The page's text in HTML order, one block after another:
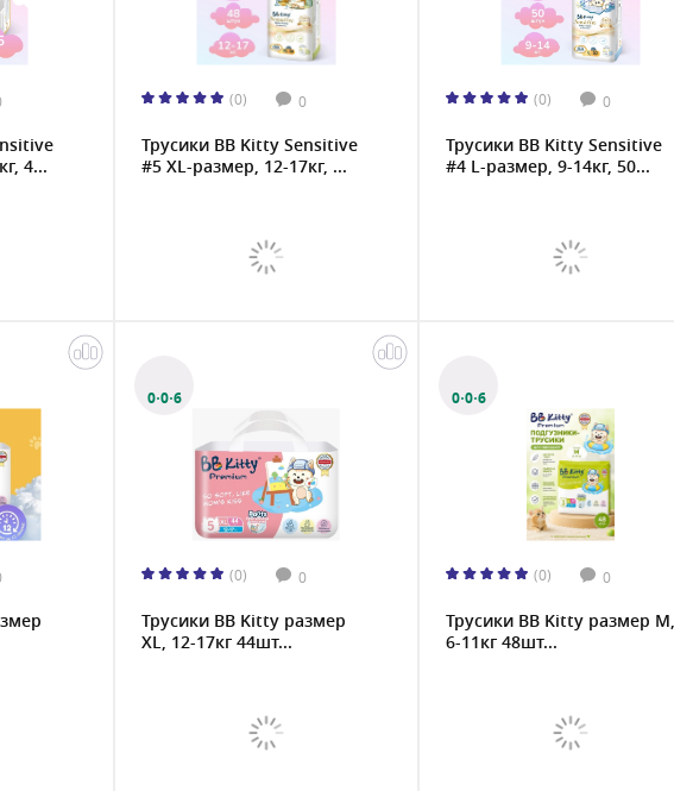
4...
(0) 0
Трусики BB Kitty Sensitive
#5 XL-размер, 12-17кг, ...
(0) 0
Трусики BB Kitty Sensitive
#4 L-размер, 9-14кг, 50...
0·0·6
(0) 0
Трусики BB Kitty размер
XL, 12-17кг 44шт...
0·0·6
(0) 0
Трусики BB Kitty размер M,
6-11кг 48шт...